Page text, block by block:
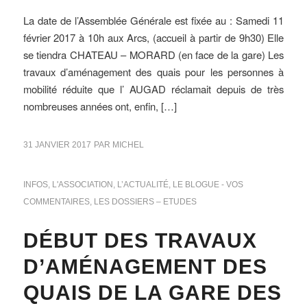
La date de l’Assemblée Générale est fixée au : Samedi 11
février 2017 à 10h aux Arcs, (accueil à partir de 9h30) Elle
se tiendra CHATEAU – MORARD (en face de la gare) Les
travaux d’aménagement des quais pour les personnes à
mobilité réduite que l’ AUGAD réclamait depuis de très
nombreuses années ont, enfin, […]
31 JANVIER 2017 PAR MICHEL
INFOS, L'ASSOCIATION L’ACTUALITÉ, LE BLOGUE - VOS
COMMENTAIRES, LES DOSSIERS – ETUDES
DÉBUT DES TRAVAUX
D’AMÉNAGEMENT DES
QUAIS DE LA GARE DES